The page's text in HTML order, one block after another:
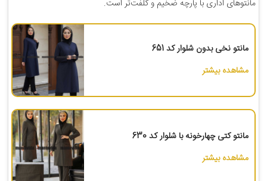
مانتوهای اداری با پارچه ضخیم و کلفت‌تر است.
مانتو نخی بدون شلوار کد 651
مشاهده بیشتر
مانتو کتی چهارخونه با شلوار کد 630
مشاهده بیشتر